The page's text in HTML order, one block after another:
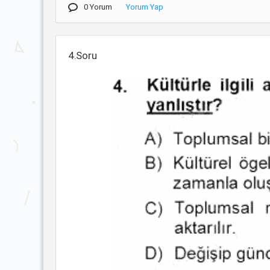
0 Yorum Yorum Yap
4.Soru